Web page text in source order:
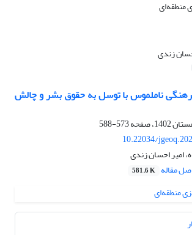
زندی
ناملموس با توسل به حقوق بشر و چالش
573-588
10.22034/
امیر احسان زندی
مقاله 581.6 K